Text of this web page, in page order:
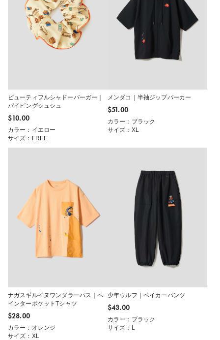
ビューティフルシャドーバーガー｜
パイピングシュシュ
$‌10.00
カラー：イエロー
サイズ：FREE
メンダコ｜半袖ジップパーカー
$‌51.00
カラー：ブラック
サイズ：XL
ナガスギルイヌワンダラーパス｜ペ
インターポケットTシャツ
$‌28.00
カラー：オレンジ
サイズ：XL
少年ウルフ｜ベイカーパンツ
$‌43.00
カラー：ブラック
サイズ：L